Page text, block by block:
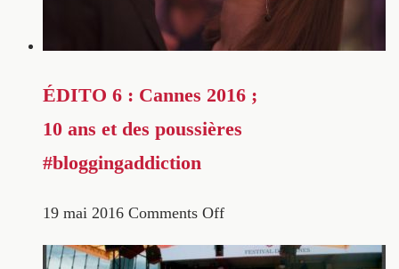
ÉDITO 6 : Cannes 2016 ;
10 ans et des poussières
#bloggingaddiction
19 mai 2016 Comments Off